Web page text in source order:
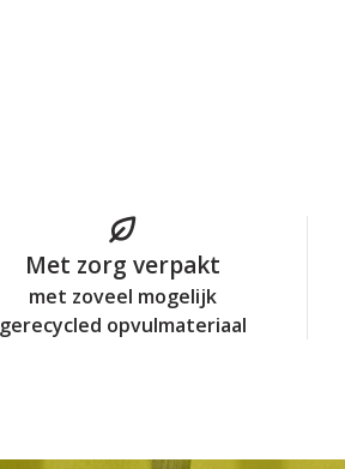
Met zorg verpakt
met zoveel mogelijk
gerecycled opvulmateriaal